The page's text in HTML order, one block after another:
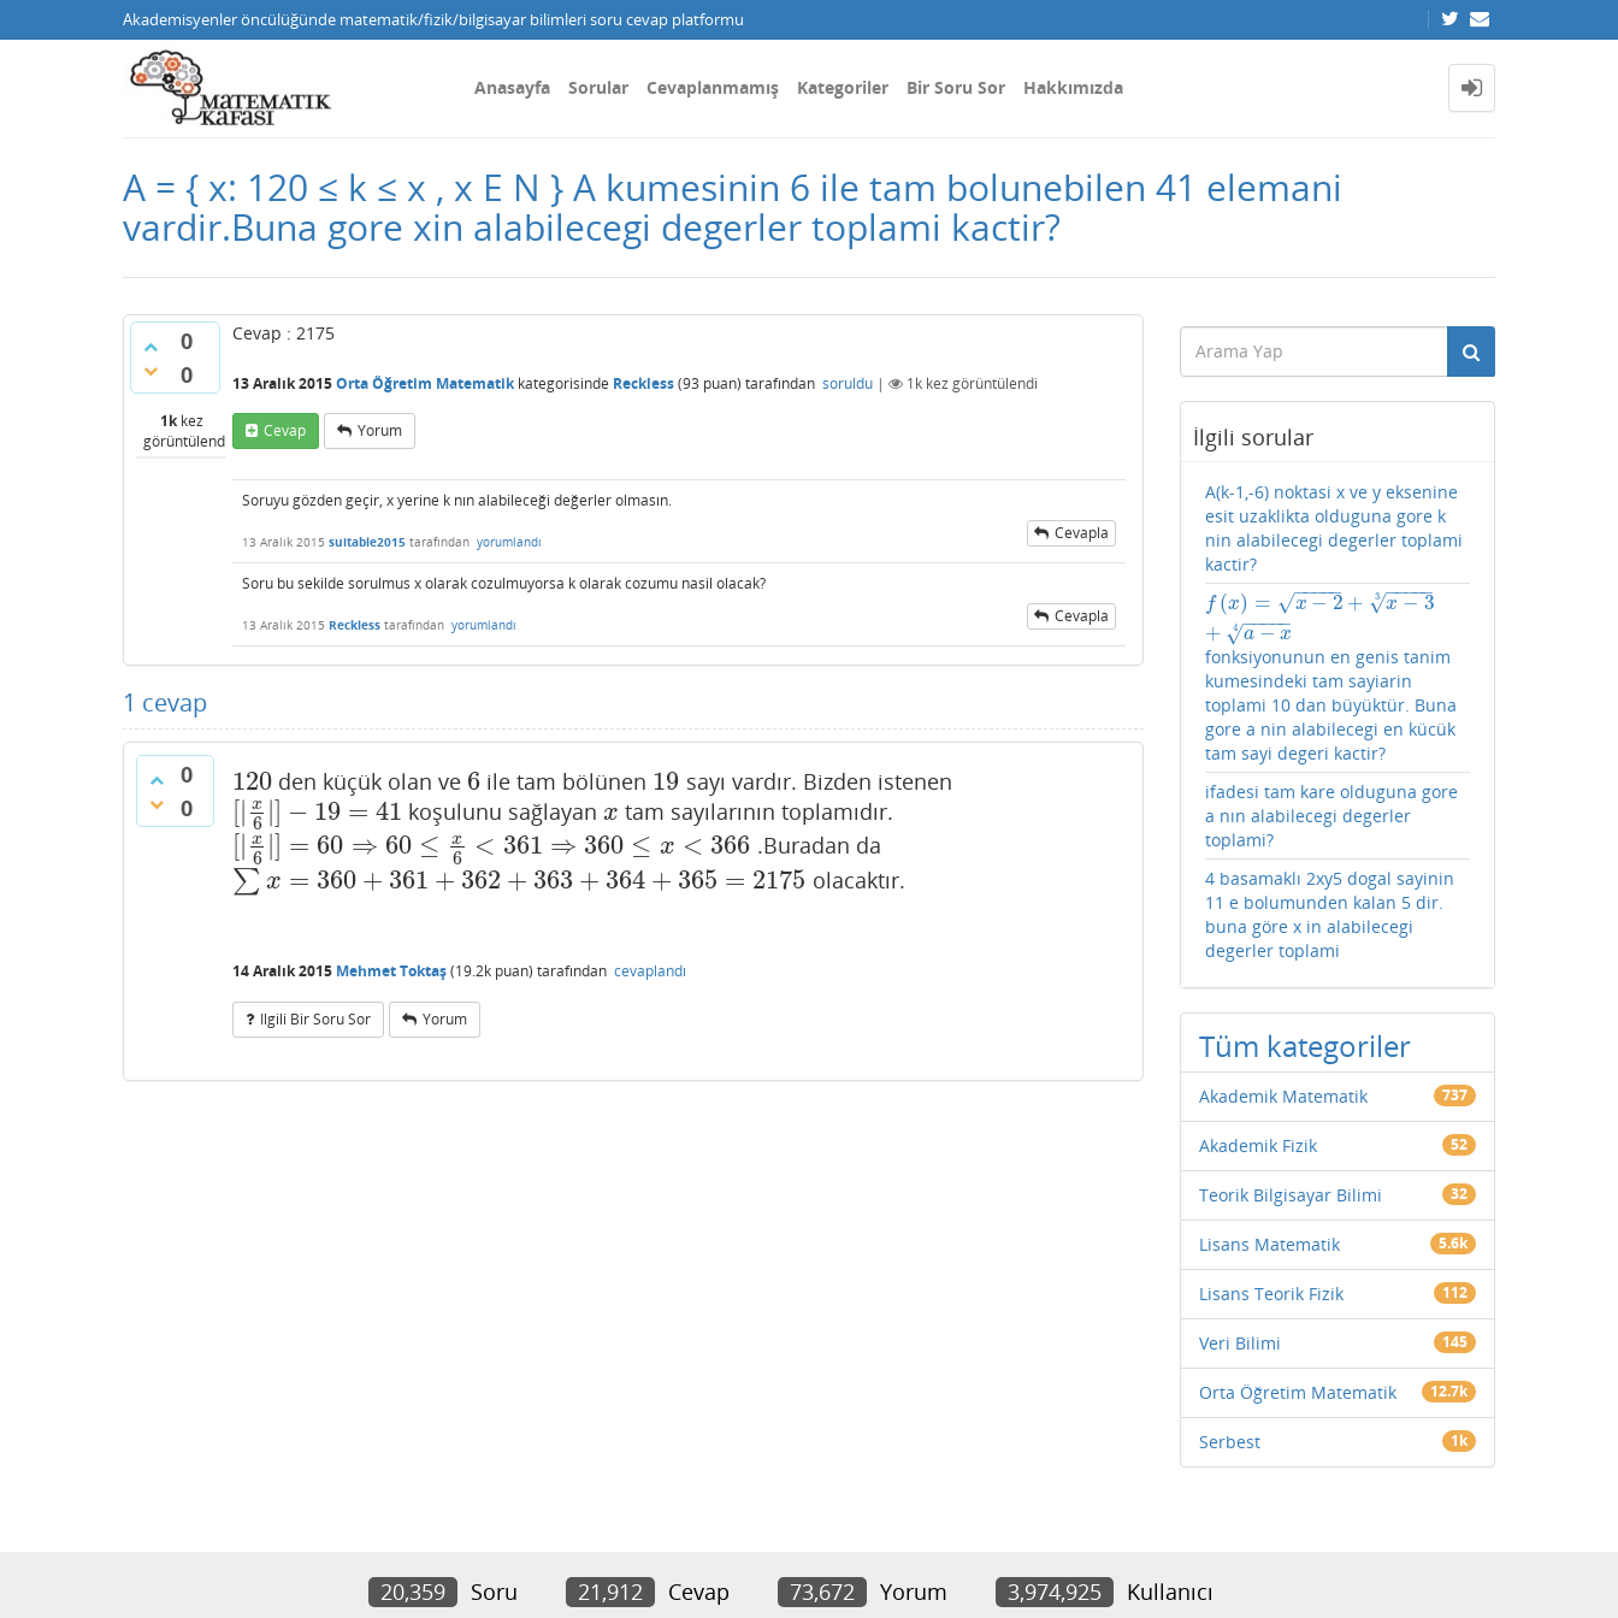
Akademisyenler öncülüğünde matematik/fizik/bilgisayar bilimleri soru cevap platformu
Anasayfa Sorular Cevaplanmamış Kategoriler Bir Soru Sor Hakkımızda
A = { x: 120 ≤ k ≤ x , x E N } A kumesinin 6 ile tam bolunebilen 41 elemani
vardir.Buna gore xin alabilecegi degerler toplami kactir?
0
0
1kkez
görüntülendi
Cevap : 2175
13 Aralık 2015Orta Öğretim Matematikkategorisinde Reckless(93 puan) tarafından soruldu | 1k kez görüntülendi
Cevap Yorum
Soruyu gözden geçir, x yerine k nın alabileceği değerler olmasın.
13 Aralık 2015 suitable2015 tarafından yorumlandı Cevapla
Soru bu sekilde sorulmus x olarak cozulmuyorsa k olarak cozumu nasil olacak?
13 Aralık 2015 Reckless tarafından yorumlandı Cevapla
1 cevap
0
0
120
120 den küçük olan ve 6
6 ile tam bölünen 19
19 sayı vardır. Bizden istenen
[| x
6 |] − 19 = 41
|x6 ]−19= 41 koşulunu sağlayanx
x tam sayılarının toplamıdır.
x
6 = 60 ⇒ 60 ≤ x
6 < 361 ⇒ 360 ≤ x < 366
|x6 ]=60⇒ 60≤ x6< 361⇒ 360≤x< 366 .Buradan da
∑ x = 360 + 361 + 362 + 363 + 364 + 365 = 2175
∑x=360+ 361+362+363+ 364+365=2175 olacaktır.
14 Aralık 2015 Mehmet Toktaş(19.2k puan) tarafından cevaplandı
Ilgili Bir Soru Sor Yorum
İlgili sorular
A(k-1,-6) noktasi x ve y eksenine
esit uzaklikta olduguna gore k
nin alabilecegi degerler toplami
kactir?
f (x) = x − 2
− −
−−−
√ + x − 3
− −
−−−
√
3
+ a − x
− −
−−−
√
4
f(x)=x −2+ x−33+a −x4
fonksiyonunun en genis tanim
kumesindeki tam sayiarin
toplami 10 dan büyüktür. Buna
gore a nin alabilecegi en kücük
tam sayi degeri kactir?
ifadesi tam kare olduguna gore
a nın alabilecegi degerler
toplami?
4 basamaklı 2xy5 dogal sayinin
11 e bolumunden kalan 5 dir.
buna göre x in alabilecegi
degerler toplami
Tüm kategoriler
Akademik Matematik 737
Akademik Fizik 52
Teorik Bilgisayar Bilimi 32
Lisans Matematik 5.6k
Lisans Teorik Fizik 112
Veri Bilimi 145
Orta Öğretim Matematik 12.7k
Serbest 1k
20,359 Soru 21,912 Cevap 73,672 Yorum 3,974,925 Kullanıcı